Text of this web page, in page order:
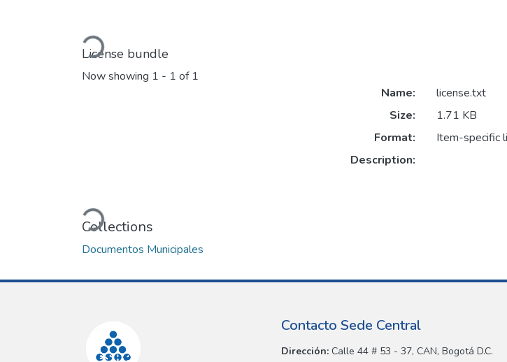
Loading...
License bundle
Now showing 1 - 1 of 1
Loading...
Name:
license.txt
Size:
1.71 KB
Format:
Item-specific
Description:
Collections
Documentos Municipales
Contacto Sede Central
Dirección: Calle 44 # 53 - 37, CAN, Bogotá D.C.